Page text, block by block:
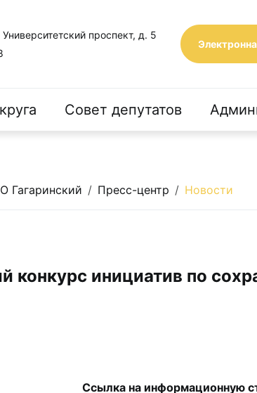
проспект, д. 5
Совет депутатов
Гагаринский Пресс-центр Новости
конкурс инициатив по
Ссылка на информационную